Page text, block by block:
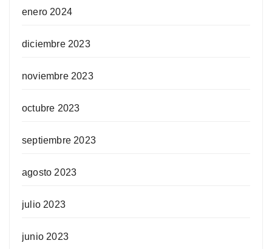
enero 2024
diciembre 2023
noviembre 2023
octubre 2023
septiembre 2023
agosto 2023
julio 2023
junio 2023